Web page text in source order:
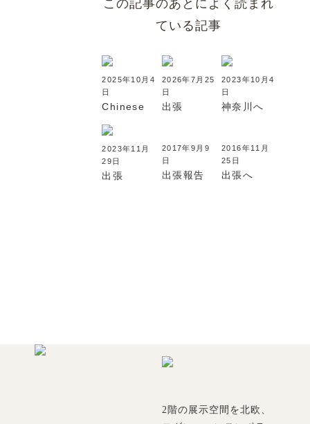
この記事のあとによく読まれ
ている記事
2025年10月4
日
Chinese
2026年7月25
日
出張
2023年10月4
日
神奈川へ
2023年11月
29日
出張
2017年9月9
日
出張報告
2016年11月
25日
出張へ
2階の展示空間を北欧、